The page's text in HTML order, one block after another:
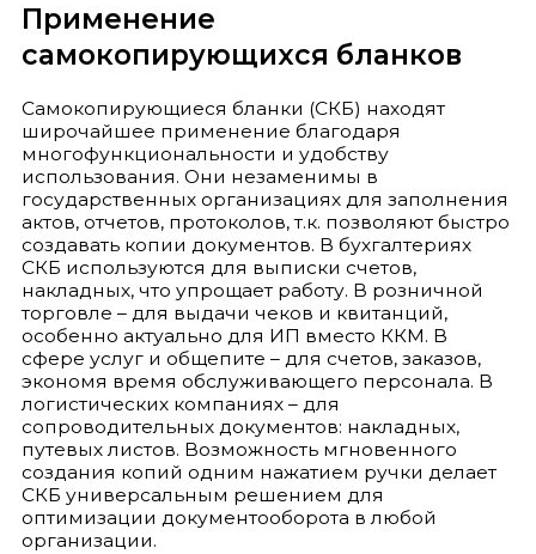
Применение
самокопирующихся бланков
Самокопирующиеся бланки (СКБ) находят
широчайшее применение благодаря
многофункциональности и удобству
использования. Они незаменимы в
государственных организациях для заполнения
актов, отчетов, протоколов, т.к. позволяют быстро
создавать копии документов. В бухгалтериях
СКБ используются для выписки счетов,
накладных, что упрощает работу. В розничной
торговле – для выдачи чеков и квитанций,
особенно актуально для ИП вместо ККМ. В
сфере услуг и общепите – для счетов, заказов,
экономя время обслуживающего персонала. В
логистических компаниях – для
сопроводительных документов: накладных,
путевых листов. Возможность мгновенного
создания копий одним нажатием ручки делает
СКБ универсальным решением для
оптимизации документооборота в любой
организации.